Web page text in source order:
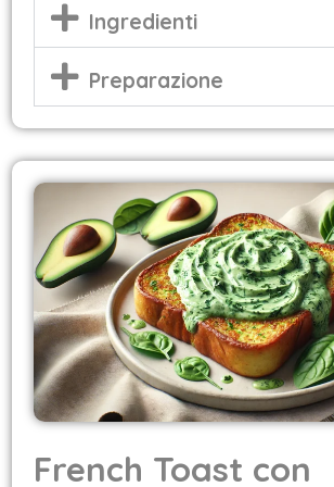
Ingredienti
Preparazione
French Toast con